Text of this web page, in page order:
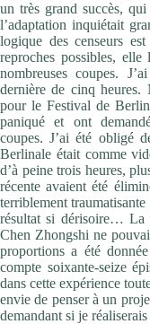
un très grand succès,
l’adaptation inquiétait
logique des censeurs
reproches possibles,
nombreuses coupes.
dernière de cinq
pour le Festival de
paniqué et ont
coupes. J’ai été obligé
Berlinale était comme
d’à peine trois heures,
récente avaient été
terriblement
résultat si dérisoire… La
Chen Zhongshi ne
proportions a été
compte soixante-seize
dans cette expérience
envie de penser à un
demandant si je